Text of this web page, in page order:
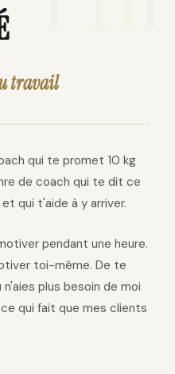
travail
qui te promet 10 kg
de coach qui te dit ce
qui t'aide à y arriver.
pendant une heure.
toi-même. De te
plus besoin de moi
qui fait que mes clients